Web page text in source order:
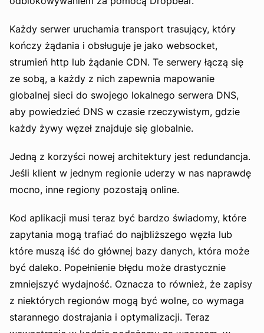
Każdy serwer uruchamia transport trasujący, który
kończy żądania i obsługuje je jako websocket,
strumień http lub żądanie CDN. Te serwery łączą się
ze sobą, a każdy z nich zapewnia mapowanie
globalnej sieci do swojego lokalnego serwera DNS,
aby powiedzieć DNS w czasie rzeczywistym, gdzie
każdy żywy węzeł znajduje się globalnie.
Jedną z korzyści nowej architektury jest redundancja.
Jeśli klient w jednym regionie uderzy w nas naprawdę
mocno, inne regiony pozostają online.
Kod aplikacji musi teraz być bardzo świadomy, które
zapytania mogą trafiać do najbliższego węzła lub
które muszą iść do głównej bazy danych, która może
być daleko. Popełnienie błędu może drastycznie
zmniejszyć wydajność. Oznacza to również, że zapisy
z niektórych regionów mogą być wolne, co wymaga
starannego dostrajania i optymalizacji. Teraz